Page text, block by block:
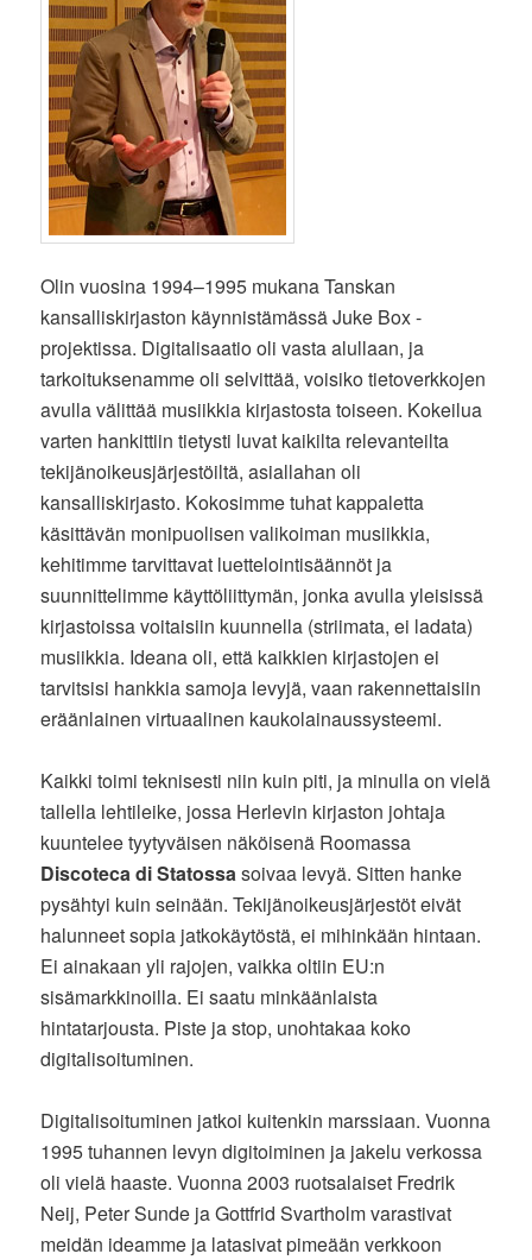
Olin vuosina 1994–1995 mukana Tanskan
kansalliskirjaston käynnistämässä Juke Box -
projektissa. Digitalisaatio oli vasta alullaan, ja
tarkoituksenamme oli selvittää, voisiko tietoverkkojen
avulla välittää musiikkia kirjastosta toiseen. Kokeilua
varten hankittiin tietysti luvat kaikilta relevanteilta
tekijänoikeusjärjestöiltä, asiallahan oli
kansalliskirjasto. Kokosimme tuhat kappaletta
käsittävän monipuolisen valikoiman musiikkia,
kehitimme tarvittavat luettelointisäännöt ja
suunnittelimme käyttöliittymän, jonka avulla yleisissä
kirjastoissa voitaisiin kuunnella (striimata, ei ladata)
musiikkia. Ideana oli, että kaikkien kirjastojen ei
tarvitsisi hankkia samoja levyjä, vaan rakennettaisiin
eräänlainen virtuaalinen kaukolainaussysteemi.
Kaikki toimi teknisesti niin kuin piti, ja minulla on vielä
tallella lehtileike, jossa Herlevin kirjaston johtaja
kuuntelee tyytyväisen näköisenä Roomassa
Discoteca di Statossasoivaa levyä. Sitten hanke
pysähtyi kuin seinään. Tekijänoikeusjärjestöt eivät
halunneet sopia jatkokäytöstä, ei mihinkään hintaan.
Ei ainakaan yli rajojen, vaikka oltiin EU:n
sisämarkkinoilla. Ei saatu minkäänlaista
hintatarjousta. Piste ja stop, unohtakaa koko
digitalisoituminen.
Digitalisoituminen jatkoi kuitenkin marssiaan. Vuonna
1995 tuhannen levyn digitoiminen ja jakelu verkossa
oli vielä haaste. Vuonna 2003 ruotsalaiset Fredrik
Neij, Peter Sunde ja Gottfrid Svartholm varastivat
meidän ideamme ja latasivat pimeään verkkoon